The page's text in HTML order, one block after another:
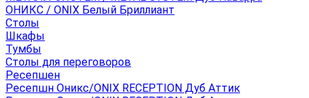
ОНИКС / ONIX Белый Бриллиант
Столы
Шкафы
Тумбы
Столы для переговоров
Ресепшен
Ресепшн Оникс/ONIX RECEPTION Дуб Аттик